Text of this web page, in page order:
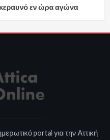
εν ώρα αγώνα
portal για την Αττική